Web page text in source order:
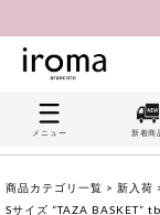
メニュー 新着商
商品カテゴリ一覧 > 新入荷
Sサイズ “TAZA BASKET”